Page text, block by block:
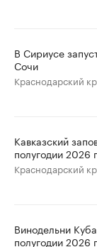
В Сириусе
Сочи
Краснодарский
Кавказский
полугодии 2026
Краснодарский
Винодельни
полугодии 2026